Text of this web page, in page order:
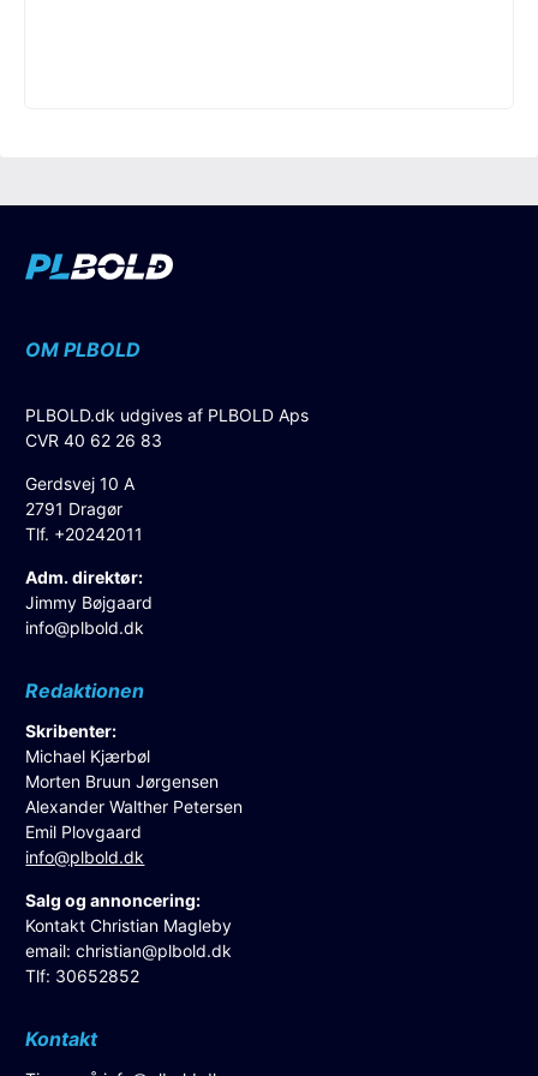
OM PLBOLD
PLBOLD.dk udgives af PLBOLD Aps
CVR 40 62 26 83
Gerdsvej 10 A
2791 Dragør
Tlf. +20242011
Adm. direktør:
Jimmy Bøjgaard
info@plbold.dk
Redaktionen
Skribenter:
Michael Kjærbøl
Morten Bruun Jørgensen
Alexander Walther Petersen
Emil Plovgaard
info@plbold.dk
Salg og annoncering:
Kontakt Christian Magleby
email:christian@plbold.dk
Tlf: 30652852
Kontakt